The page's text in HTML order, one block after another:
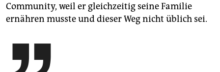
Community, weil er gleichzeitig seine Familie
ernähren musste und dieser Weg nicht üblich sei.
